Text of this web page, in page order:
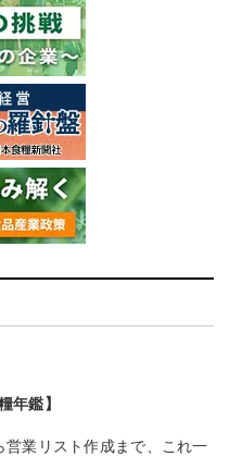
年鑑】
営業リスト作成まで、これ一